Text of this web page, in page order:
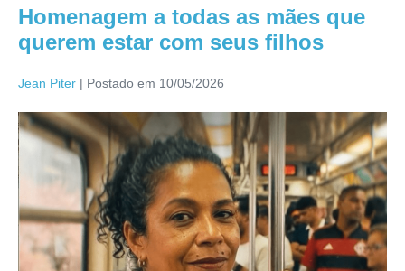
Homenagem a todas as mães que
querem estar com seus filhos
Jean Piter | Postado em 10/05/2026